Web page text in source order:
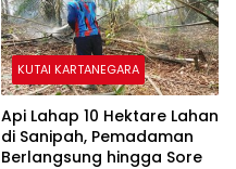
KUTAI KARTANEGARA
Api Lahap 10 Hektare Lahan
di Sanipah, Pemadaman
Berlangsung hingga Sore